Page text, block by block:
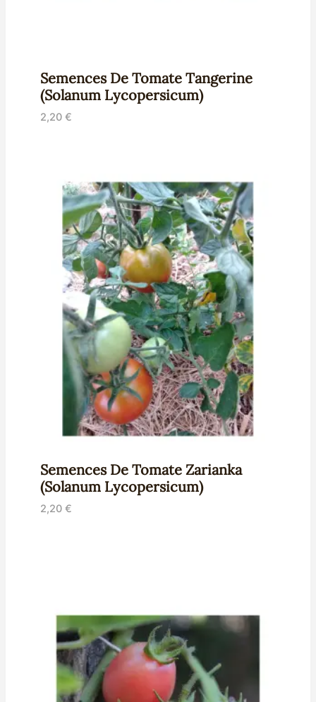
Semences De Tomate Tangerine
(Solanum Lycopersicum)
2,20 €
Semences De Tomate Zarianka
(Solanum Lycopersicum)
2,20 €